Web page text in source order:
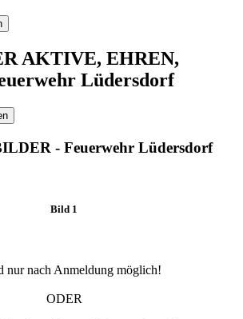
AKTIVE, EHREN,
Lüdersdorf
- Feuerwehr Lüdersdorf
Bild 1
nur nach Anmeldung möglich!
ODER